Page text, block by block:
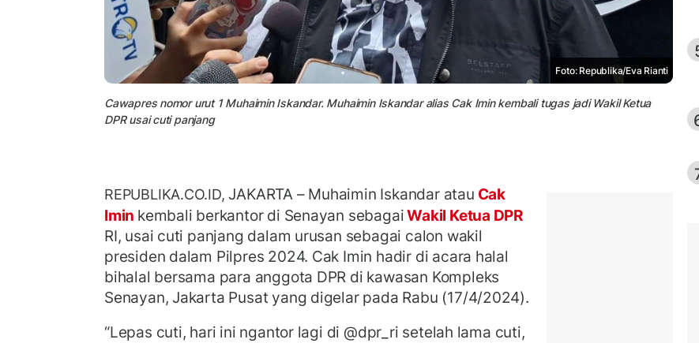
Foto: Republika/Eva Rianti
Cawapres nomor urut 1 Muhaimin Iskandar. Muhaimin Iskandar alias Cak Imin kembali tugas jadi Wakil Ketua
DPR usai cuti panjang
REPUBLIKA.CO.ID,JAKARTA – Muhaimin Iskandar atau Cak
Imin kembali berkantor di Senayan sebagaiWakil Ketua DPR
RI, usai cuti panjang dalam urusan sebagai calon wakil
presiden dalam Pilpres 2024. Cak Imin hadir di acara halal
bihalal bersama para anggota DPR di kawasan Kompleks
Senayan, Jakarta Pusat yang digelar pada Rabu (17/4/2024).
“Lepas cuti, hari ini ngantor lagi di @dpr_ri setelah lama cuti,